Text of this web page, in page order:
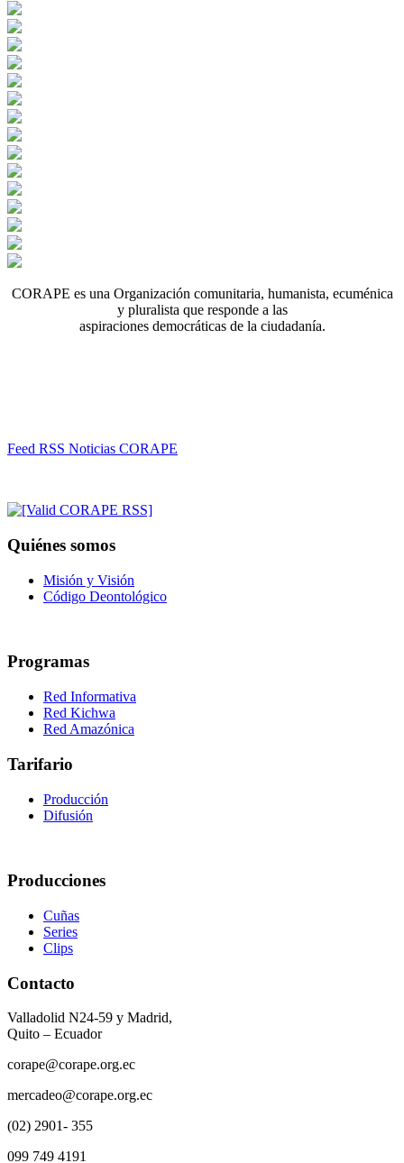
CORAPE es una Organización comunitaria, humanista, ecuménica
y pluralista que responde a las
aspiraciones democráticas de la ciudadanía.
Feed RSS Noticias CORAPE
Quiénes somos
Misión y Visión
Código Deontológico
Programas
Red Informativa
Red Kichwa
Red Amazónica
Tarifario
Producción
Difusión
Producciones
Cuñas
Series
Clips
Contacto
Valladolid N24-59 y Madrid,
Quito – Ecuador
corape@corape.org.ec
mercadeo@corape.org.ec
(02) 2901- 355
099 749 4191